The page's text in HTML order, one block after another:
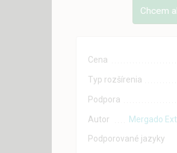
Chcem
Cena
Typ rozšírenia
Podpora
Autor
Mergado
Podporované jazyky